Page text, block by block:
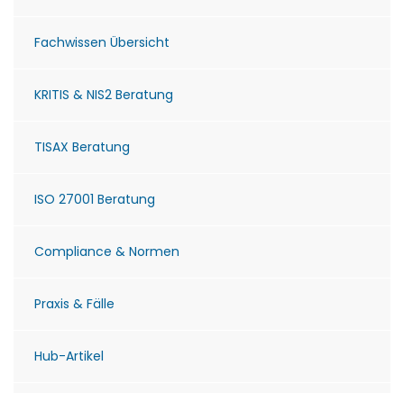
Fachwissen Übersicht
KRITIS & NIS2 Beratung
TISAX Beratung
ISO 27001 Beratung
Compliance & Normen
Praxis & Fälle
Hub-Artikel